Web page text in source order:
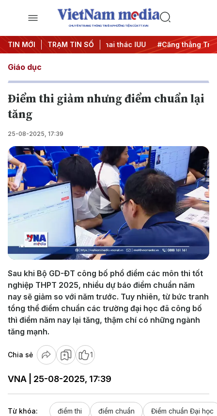
CHUYÊN TRANG THÔNG TIN ĐA PHƯƠNG TIỆN CỦA TTXVN
TIN MỚI TRẠM TIN SỐ
đêm #Chống khai thác IUU #Căng thẳng Trung
Giáo dục
Điểm thi giảm nhưng điểm chuẩn lại
tăng
25-08-2025, 17:39
Play
Video
Sau khi Bộ GD-ĐT công bố phổ điểm các môn thi tốt
nghiệp THPT 2025, nhiều dự báo điểm chuẩn năm
nay sẽ giảm so với năm trước. Tuy nhiên, từ bức tranh
tổng thể điểm chuẩn các trường đại học đã công bố
thì điểm năm nay lại tăng, thậm chí có những ngành
tăng mạnh.
Chia sẻ 1
VNA | 25-08-2025, 17:39
Từ khóa: điểm thi điểm chuẩn Điểm chuẩn Đại học